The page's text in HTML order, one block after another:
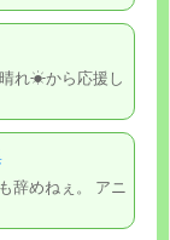
れ☀から応援し
辞めねぇ。 アニ